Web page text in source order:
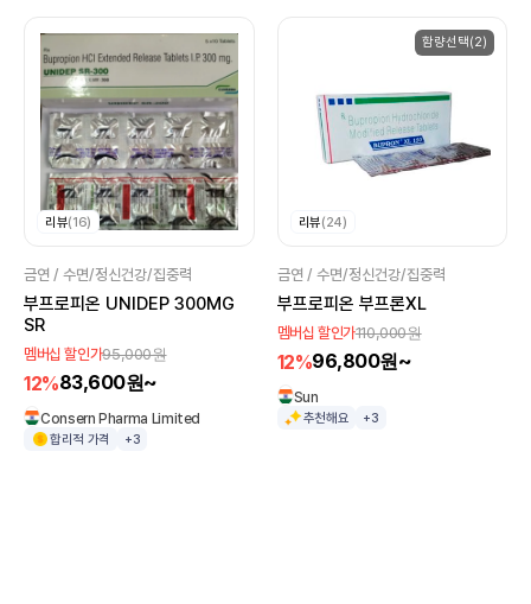
리뷰(16)
금연 / 수면/정신건강/집중력
부프로피온 UNIDEP 300MG
SR
멤버십 할인가95,000원
12%83,600원~
Consern Pharma Limited
합리적 가격 +3
함량선택(2)
리뷰(24)
금연 / 수면/정신건강/집중력
부프로피온 부프론XL
멤버십 할인가110,000원
12%96,800원~
Sun
추천해요 +3